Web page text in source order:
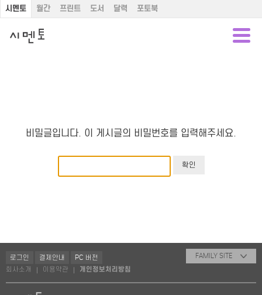
시멘토 월간 프린트 도서 달력 포토북
비밀글입니다. 이 게시글의 비밀번호를 입력해주세요.
로그인 결제안내
PC 버전
회사소개
이용약관 개인정보처리방침
FAMILY SITE